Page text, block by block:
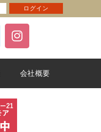
会社概要
ログイン